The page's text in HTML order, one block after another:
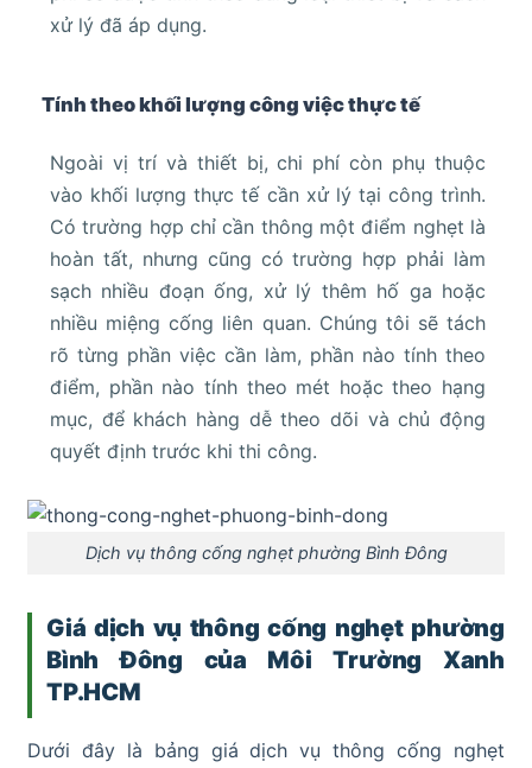
xử lý đã áp dụng.
Tính theo khối lượng công việc thực tế
Ngoài vị trí và thiết bị, chi phí còn phụ thuộc
vào khối lượng thực tế cần xử lý tại công trình.
Có trường hợp chỉ cần thông một điểm nghẹt là
hoàn tất, nhưng cũng có trường hợp phải làm
sạch nhiều đoạn ống, xử lý thêm hố ga hoặc
nhiều miệng cống liên quan. Chúng tôi sẽ tách
rõ từng phần việc cần làm, phần nào tính theo
điểm, phần nào tính theo mét hoặc theo hạng
mục, để khách hàng dễ theo dõi và chủ động
quyết định trước khi thi công.
Dịch vụ thông cống nghẹt phường Bình Đông
Giá dịch vụ thông cống nghẹt phường
Bình Đông của Môi Trường Xanh
TP.HCM
Dưới đây là bảng giá dịch vụ thông cống nghẹt